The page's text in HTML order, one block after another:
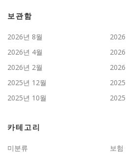
보관함
2026년 8월
2026년 4월
2026년 2월
2025년 12월
2025년 10월
카테고리
미분류 보험